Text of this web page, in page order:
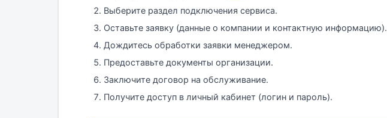
Выберите раздел подключения сервиса.
Оставьте заявку (данные о компании и контактную информацию).
Дождитесь обработки заявки менеджером.
Предоставьте документы организации.
Заключите договор на обслуживание.
Получите доступ в личный кабинет (логин и пароль).